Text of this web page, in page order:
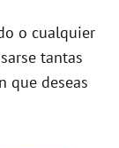
o cualquier
tantas
que deseas